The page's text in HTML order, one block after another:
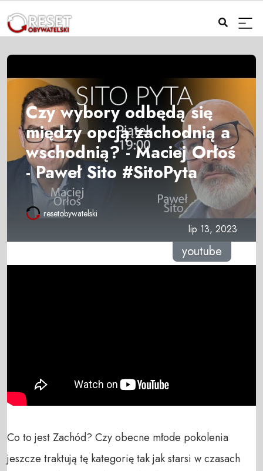
Czy wybory odbędą się
między opcją zachodnią a
wschodnią? - Maciej Orłoś
- Paweł Sito #SitoPyta
resetobywatelski
lip 13, 2023
youtube
Co to jest Zachód? Czy obecne młode pokolenia
jeszcze traktują tę kategorię tak jak starsi w czasach